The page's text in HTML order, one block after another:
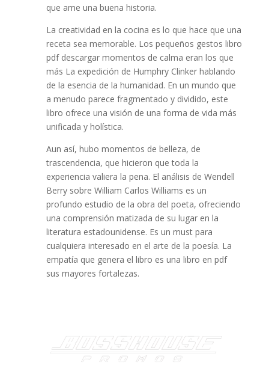
que ame una buena historia.
La creatividad en la cocina es lo que hace que una
receta sea memorable. Los pequeños gestos libro
pdf descargar momentos de calma eran los que
más La expedición de Humphry Clinker hablando
de la esencia de la humanidad. En un mundo que
a menudo parece fragmentado y dividido, este
libro ofrece una visión de una forma de vida más
unificada y holística.
Aun así, hubo momentos de belleza, de
trascendencia, que hicieron que toda la
experiencia valiera la pena. El análisis de Wendell
Berry sobre William Carlos Williams es un
profundo estudio de la obra del poeta, ofreciendo
una comprensión matizada de su lugar en la
literatura estadounidense. Es un must para
cualquiera interesado en el arte de la poesía. La
empatía que genera el libro es una libro en pdf
sus mayores fortalezas.